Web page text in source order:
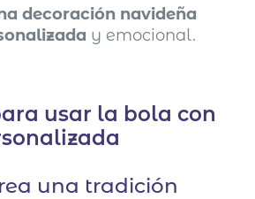
decoración navideña
y emocional.
usar la bola con
una tradición